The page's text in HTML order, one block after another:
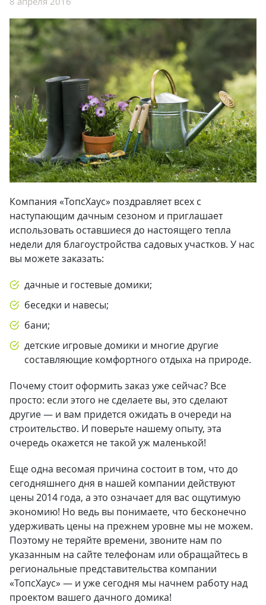
Компания «ТопсХаус» поздравляет всех с
наступающим дачным сезоном и приглашает
использовать оставшиеся до настоящего тепла
недели для благоустройства садовых участков. У нас
вы можете заказать:
дачные и гостевые домики;
беседки и навесы;
бани;
детские игровые домики и многие другие
составляющие комфортного отдыха на природе.
Почему стоит оформить заказ уже сейчас? Все
просто: если этого не сделаете вы, это сделают
другие — и вам придется ожидать в очереди на
строительство. И поверьте нашему опыту, эта
очередь окажется не такой уж маленькой!
Еще одна весомая причина состоит в том, что до
сегодняшнего дня в нашей компании действуют
цены 2014 года, а это означает для вас ощутимую
экономию! Но ведь вы понимаете, что бесконечно
удерживать цены на прежнем уровне мы не можем.
Поэтому не теряйте времени, звоните нам по
указанным на сайте телефонам или обращайтесь в
региональные представительства компании
«ТопсХаус» — и уже сегодня мы начнем работу над
проектом вашего дачного домика!